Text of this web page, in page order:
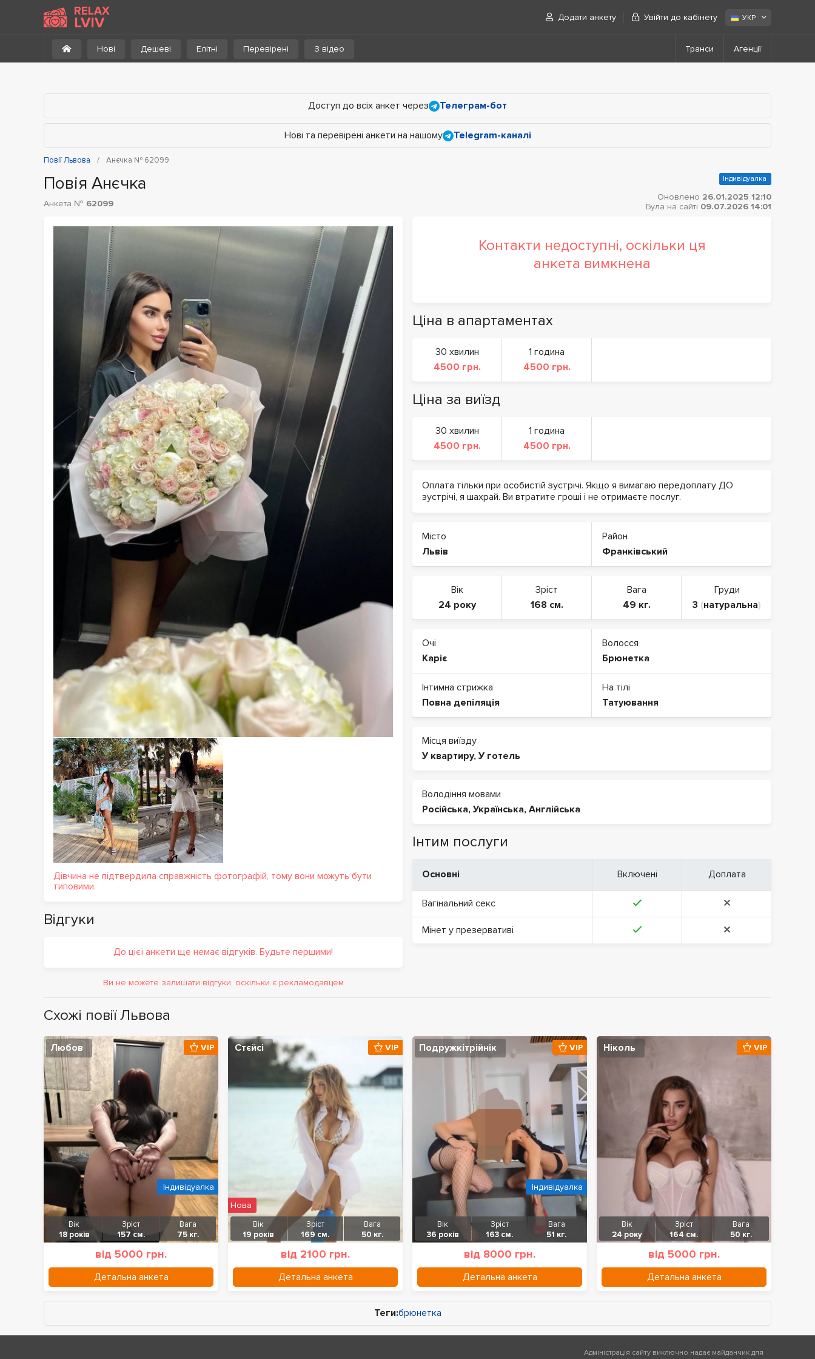
RELAX
LVIV Додати анкету Увійти до кабінету УКР
Нові Дешеві Елітні Перевірені З відео Транси Агенції
Доступ до всіх анкет через Телеграм-бот
Нові та перевірені анкети на нашому Telegram-каналі
Повії Львова Анєчка № 62099
Повія Анєчка
Анкета № 62099
Індивідуалка
Оновлено 26.01.2025 12:10
Була на сайті 09.07.2026 14:01
Контакти недоступні, оскільки ця
анкета вимкнена
Дівчина не підтвердила справжність фотографій, тому вони можуть бути
типовими.
Ціна в апартаментах
30 хвилин
4500 грн.
1 година
4500 грн.
Ціна за виїзд
30 хвилин
4500 грн.
1 година
4500 грн.
Оплата тільки при особистій зустрічі. Якщо я вимагаю передоплату ДО
зустрічі, я шахрай. Ви втратите гроші і не отримаєте послуг.
Місто
Львів
Район
Франківський
Вік
24 року
Зріст
168 см.
Вага
49 кг.
Груди
3 (натуральна)
Очі
Каріє
Волосся
Брюнетка
Інтимна стрижка
Повна депіляція
На тілі
Татуювання
Місця виїзду
У квартиру, У готель
Володіння мовами
Російська, Українська, Англійська
Інтим послуги
Основні Включені Доплата
Вагінальний секс
Мінет у презервативі
Відгуки
До цієї анкети ще немає відгуків. Будьте першими!
Ви не можете залишати відгуки, оскільки є рекламодавцем
Схожі повії Львова
Любов
Вік
18 років
Зріст
157 см.
Вага
75 кг.
від 5000 грн.
Детальна анкета
VIP
Індивідуалка
Стєйсі
Вік
19 років
Зріст
169 см.
Вага
50 кг.
від 2100 грн.
Детальна анкета
VIP
Нова
Подружкітрійнік
Вік
36 років
Зріст
163 см.
Вага
51 кг.
від 8000 грн.
Детальна анкета
VIP
Індивідуалка
Ніколь
Вік
24 року
Зріст
164 см.
Вага
50 кг.
від 5000 грн.
Детальна анкета
VIP
Теги:брюнетка
Адміністрація сайту виключно надає майданчик для